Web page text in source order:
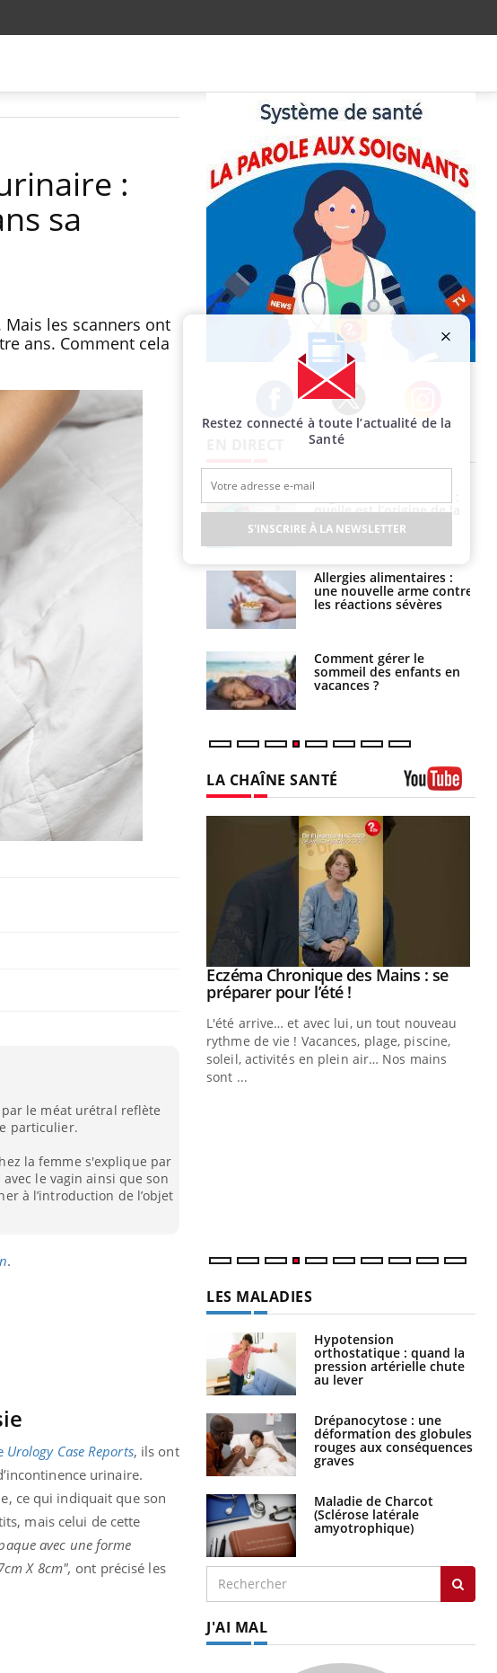
:
sa
Mais les scanners ont
ans. Comment cela
le méat urétral reflète
particulier.
la femme s'explique par
le vagin ainsi que son
à l’introduction de l’objet
.
Urology Case Reports, ils ont
urinaire.
ce qui indiquait que son
mais celui de cette
avec une forme
X 8cm", ont précisé les
Facebook Twitter Instagram
barracuda, une petite fille
quelle est l’origine de la
contamination ?
Allergies alimentaires :
une nouvelle arme contre
les réactions sévères
Comment gérer le
sommeil des enfants en
vacances ?
LA CHAÎNE SANTÉ
Youtube
Eczéma Chronique des Mains : se
préparer pour l’été !Youtube
L'été arrive… et avec lui, un tout nouveau
rythme de vie ! Vacances, plage, piscine,
soleil, activités en plein air… Nos mains
sont ...
LES MALADIES
Hypotension
orthostatique : quand la
pression artérielle chute
au lever
Drépanocytose : une
déformation des globules
rouges aux conséquences
graves
Maladie de Charcot
(Sclérose latérale
amyotrophique)
J'AI MAL
Restez connecté à toute l’actualité de la
Santé
S'INSCRIRE À LA NEWSLETTER